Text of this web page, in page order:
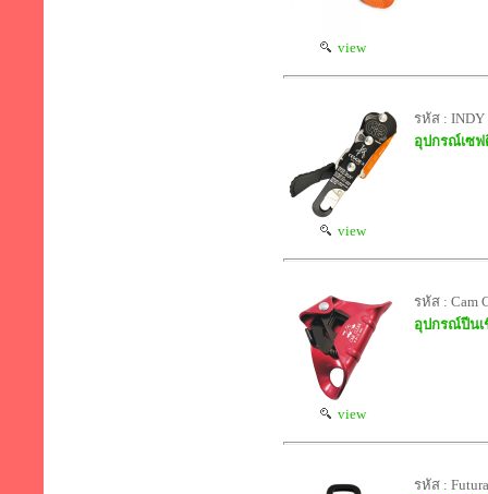
view
view
รหัส : INDY
อุปกรณ์เซฟ
view
รหัส : Cam
อุปกรณ์ปีน
รหัส :